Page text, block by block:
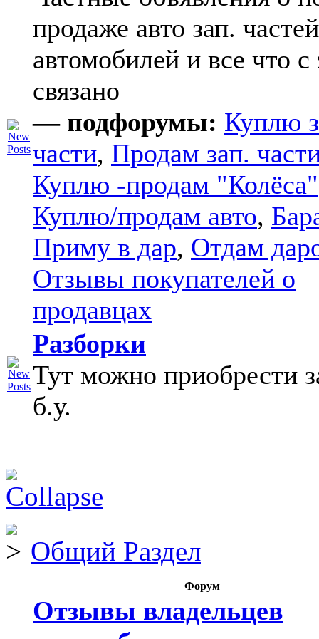
продаже авто зап.
автомобилей и все что с
связано
— подфорумы: Куплю
части, Продам зап.
Куплю -продам "Колёса"
Куплю/продам авто,
Приму в дар, Отдам
Отзывы покупателей о
продавцах
Разборки
Тут можно приобрести
б.у.
Общий Раздел
Форум
Отзывы владельцев